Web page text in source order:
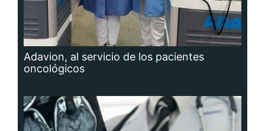
Adavion, al servicio de los pacientes
oncológicos